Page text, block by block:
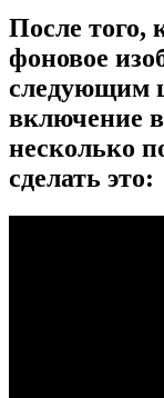
После того,
фоновое
следующим
включение
несколько
сделать это: